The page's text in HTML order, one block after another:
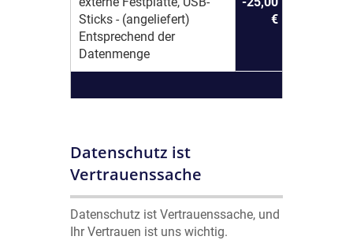
Sticks - (angeliefert)
Entsprechend der
Datenmenge
€
Datenschutz ist
Vertrauenssache
Datenschutz ist Vertrauenssache, und
Ihr Vertrauen ist uns wichtig.